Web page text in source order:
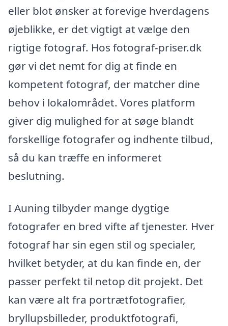
eller blot ønsker at forevige hverdagens
øjeblikke, er det vigtigt at vælge den
rigtige fotograf. Hos fotograf-priser.dk
gør vi det nemt for dig at finde en
kompetent fotograf, der matcher dine
behov i lokalområdet. Vores platform
giver dig mulighed for at søge blandt
forskellige fotografer og indhente tilbud,
så du kan træffe en informeret
beslutning.
I Auning tilbyder mange dygtige
fotografer en bred vifte af tjenester. Hver
fotograf har sin egen stil og specialer,
hvilket betyder, at du kan finde en, der
passer perfekt til netop dit projekt. Det
kan være alt fra portrætfotografier,
bryllupsbilleder, produktfotografi,